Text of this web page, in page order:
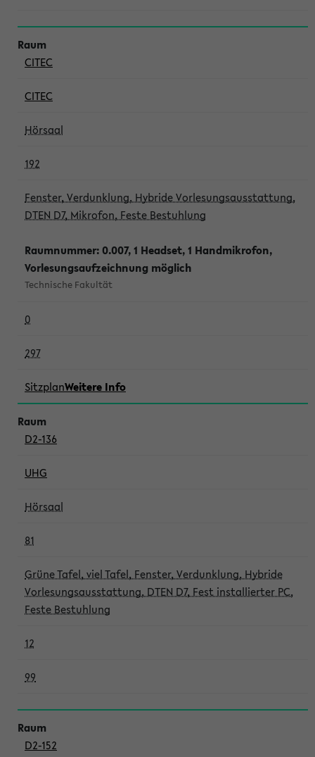
CITEC
CITEC
Hörsaal
192
Fenster, Verdunklung, Hybride Vorlesungsausstattung,
DTEN D7, Mikrofon, Feste Bestuhlung
Raumnummer: 0.007, 1 Headset, 1 Handmikrofon,
Vorlesungsaufzeichnung möglich
Technische Fakultät
0
297
SitzplanWeitere Info
D2-136
UHG
Hörsaal
81
Grüne Tafel, viel Tafel, Fenster, Verdunklung, Hybride
Vorlesungsausstattung, DTEN D7, Fest installierter PC,
Feste Bestuhlung
12
99
D2-152